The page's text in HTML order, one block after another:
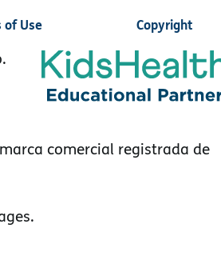
of Use Copyright
comercial registrada de